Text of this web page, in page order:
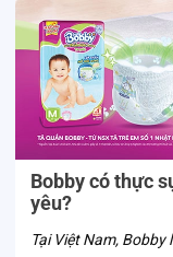
Bobby có thực
yêu?
Tại Việt Nam,